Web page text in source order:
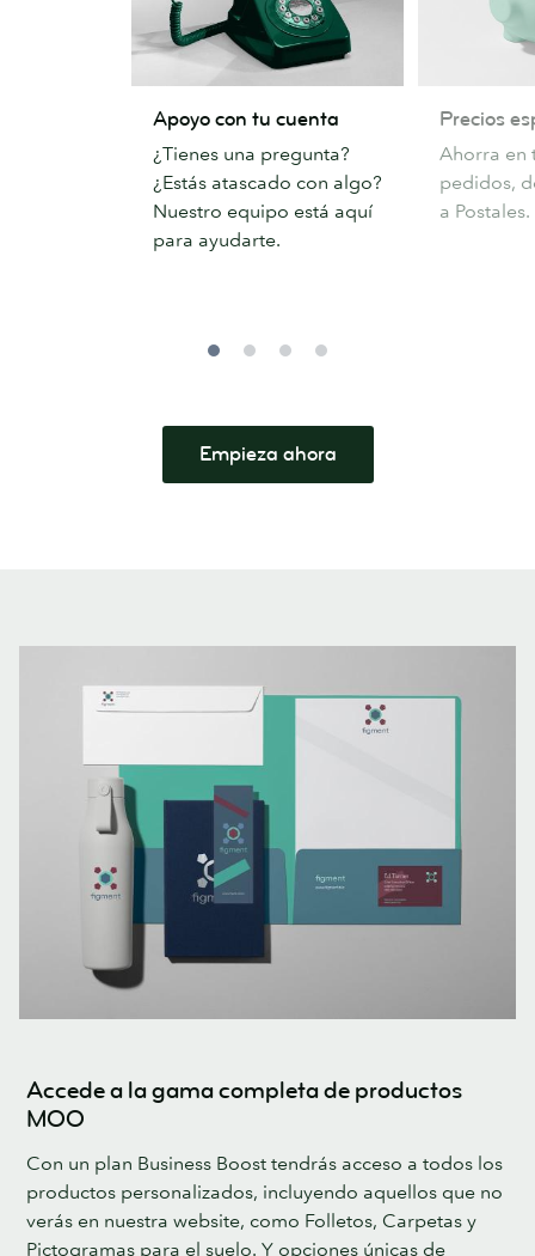
con
cuenta
Apoyo con tu cuenta
¿Tienes una pregunta?
¿Estás atascado con algo?
Nuestro equipo está aquí
para ayudarte.
especiales
Precios
Ahorra en
pedidos,
a
Empieza ahora
Accede a la gama completa de productos
MOO
Con un plan Business Boost tendrás acceso a todos los
productos personalizados, incluyendo aquellos que no
verás en nuestra website, como Folletos, Carpetas y
Pictogramas para el suelo. Y opciones únicas de